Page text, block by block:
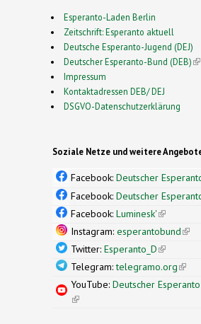
Esperanto-Laden Berlin
Zeitschrift: Esperanto aktuell
Deutsche Esperanto-Jugend (DEJ)
Deutscher Esperanto-Bund (DEB)
Impressum
Kontaktadressen DEB/ DEJ
DSGVO-Datenschutzerklärung
Soziale Netze und weitere
Facebook: Deutscher
Facebook: Deutscher
Facebook: Luminesk'(link is
Instagram: esperantobund(link
Twitter: Esperanto_D(link is
Telegram:telegramo.org(link
YouTube: Deutscher
(link is external)